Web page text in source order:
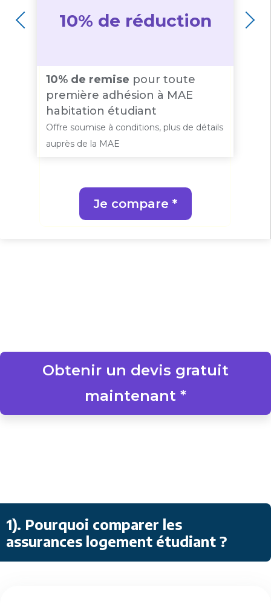
10% de réduction
10% de remise pour toute
première adhésion à MAE
habitation étudiant
Offre soumise à conditions, plus de détails
auprès de la MAE
Je compare *
Obtenir un devis gratuit
maintenant *
1). Pourquoi comparer les
assurances logement étudiant ?